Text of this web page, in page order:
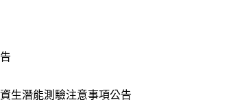
生潛能測驗注意事項公告